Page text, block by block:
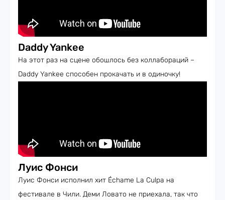
Daddy Yankee
На этот раз на сцене обошлось без коллабораций –
Daddy Yankee способен прокачать и в одиночку!
Луис Фонси
Луис Фонси исполнил хит Échame La Culpa на
фестивале в Чили. Деми Ловато не приехала, так что